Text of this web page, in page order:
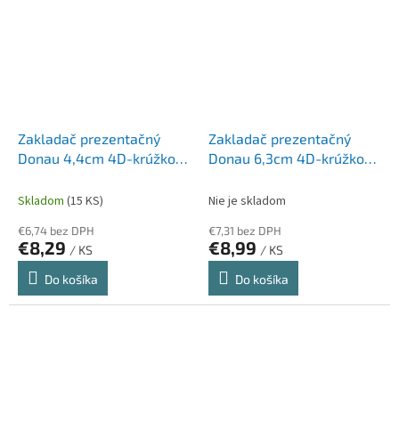
Zakladač prezentačný
Donau 4,4cm 4D-krúžkový
Skladom (15 KS)
€6,74 bez DPH
€8,29 / KS
Do košíka
Zakladač prezentačný
Donau 6,3cm 4D-krúžkový
Nie je skladom
€7,31 bez DPH
€8,99 / KS
Do košíka